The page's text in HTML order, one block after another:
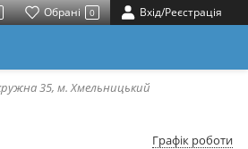
Обрані 0 Вхід/Реєстрація
35, м. Хмельницький
Графік роботи